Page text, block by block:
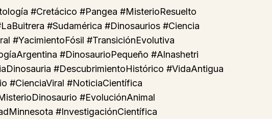
#Cretácico #Pangea #MisterioResuelto
#Sudamérica #Dinosaurios #Ciencia
#YacimientoFósil #TransiciónEvolutiva
#DinosaurioPequeño #Alnashetri
#DescubrimientoHistórico #VidaAntigua
#CienciaViral #NoticiaCientífica
#EvoluciónAnimal
#InvestigaciónCientífica